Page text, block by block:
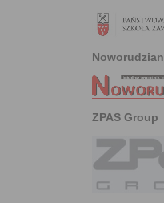
ZPAS Group